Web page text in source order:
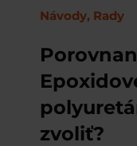
Návody, Rady
zvoliť?